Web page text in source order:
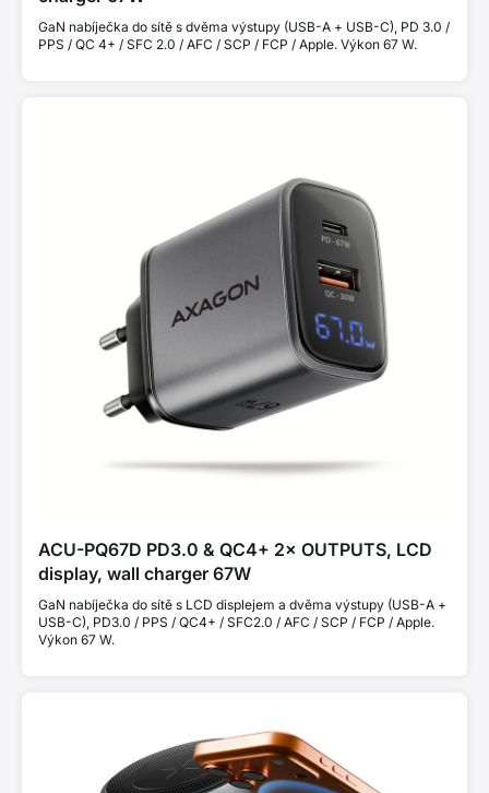
GaN nabíječka do sítě s dvěma výstupy (USB-A + USB-C), PD 3.0 /
PPS / QC 4+ / SFC 2.0 / AFC / SCP / FCP / Apple. Výkon 67 W.
ACU-PQ67D PD3.0 & QC4+ 2× OUTPUTS, LCD
display, wall charger 67W
GaN nabíječka do sítě s LCD displejem a dvěma výstupy (USB-A +
USB-C), PD3.0 / PPS / QC4+ / SFC2.0 / AFC / SCP / FCP / Apple.
Výkon 67 W.